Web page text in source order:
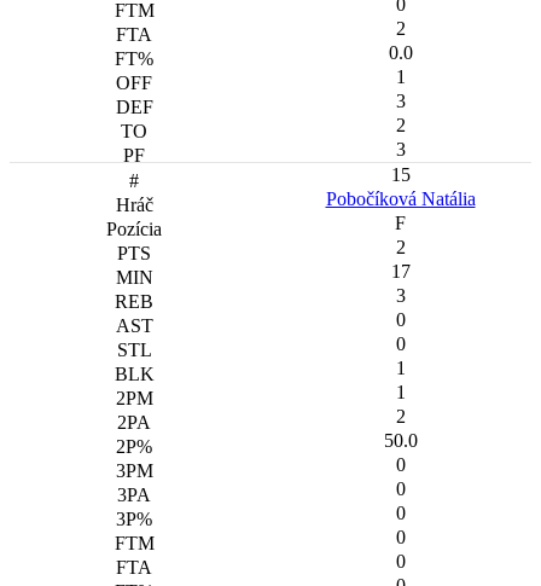
2
0.0
1
3
2
3
15
Pobočíková Natália
F
2
17
3
0
0
1
1
2
50.0
0
0
0
0
0